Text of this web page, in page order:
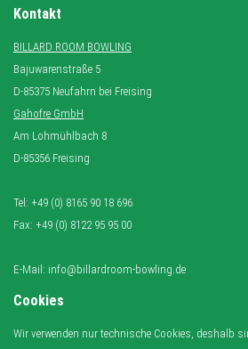
Kontakt
BILLARD ROOM BOWLING
Bajuwarenstraße 5
D-85375 Neufahrn bei Freising
Gahofre GmbH
Am Lohmühlbach 8
D-85356 Freising
Tel: +49 (0) 8165 90 18 696
Fax: +49 (0) 8122 95 95 00
E-Mail: info@billardroom-bowling.de
Cookies
Wir verwenden nur technische Cookies, deshalb